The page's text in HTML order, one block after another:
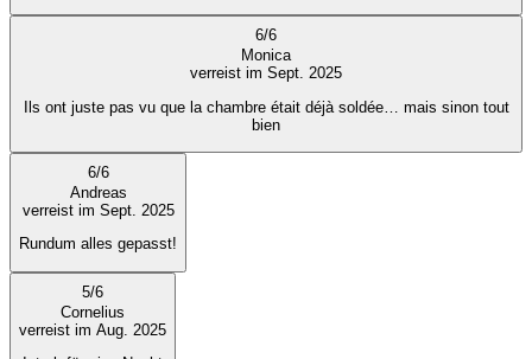
6/6
Monica
verreist im Sept. 2025
Ils ont juste pas vu que la chambre était déjà soldée… mais sinon tout
bien
6/6
Andreas
verreist im Sept. 2025
Rundum alles gepasst!
5/6
Cornelius
verreist im Aug. 2025